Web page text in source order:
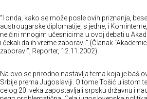
“I onda, kako se može posle ovih priznanja,
austrougarske diplomatije, s jedne, i
ne čini mnogim učesnicima u ovoj debati u
i čekali da ih vreme zaboravi.” (Članak
zaboravi”, Reporter, 12.11.2002)
Na ovo se prirodno nastavlja tema koja je baš
Srbije prema Jugoslaviji. O tome Tošić u istom
celog 20. veka zapostavljali srpsku državnu i